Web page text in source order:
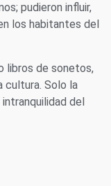
pudieron influir,
los habitantes del
libros de sonetos,
cultura. Solo la
del